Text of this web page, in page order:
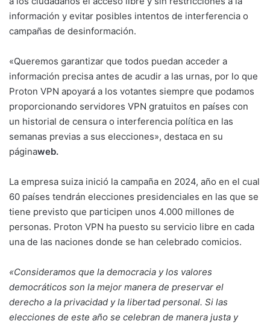
información y evitar posibles intentos de interferencia o
campañas de desinformación.
«Queremos garantizar que todos puedan acceder a
información precisa antes de acudir a las urnas, por lo que
Proton VPN apoyará a los votantes siempre que podamos
proporcionando servidores VPN gratuitos en países con
un historial de censura o interferencia política en las
semanas previas a sus elecciones», destaca en su
páginaweb.
La empresa suiza inició la campaña en 2024, año en el cual
60 países tendrán elecciones presidenciales en las que se
tiene previsto que participen unos 4.000 millones de
personas. Proton VPN ha puesto su servicio libre en cada
una de las naciones donde se han celebrado comicios.
«Consideramos que la democracia y los valores
democráticos son la mejor manera de preservar el
derecho a la privacidad y la libertad personal. Si las
elecciones de este año se celebran de manera justa y